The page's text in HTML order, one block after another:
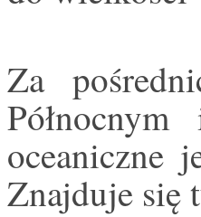
Za
oceaniczne
Znajduje się